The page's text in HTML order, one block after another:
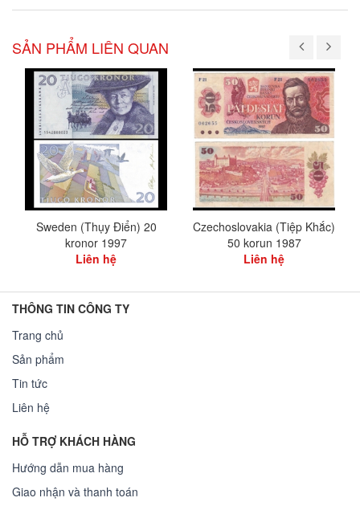
SẢN PHẨM LIÊN QUAN
Sweden (Thụy Điển) 20
kronor 1997
Liên hệ
Czechoslovakia (Tiệp Khắc)
50 korun 1987
Liên hệ
THÔNG TIN CÔNG TY
Trang chủ
Sản phẩm
Tin tức
Liên hệ
HỖ TRỢ KHÁCH HÀNG
Hướng dẫn mua hàng
Giao nhận và thanh toán